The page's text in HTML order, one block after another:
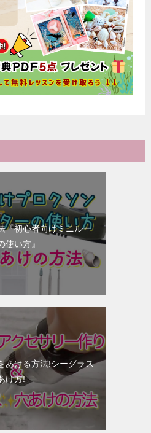
『初心者向けミニルー
使い方』
あける方法!シーグラス
け方!